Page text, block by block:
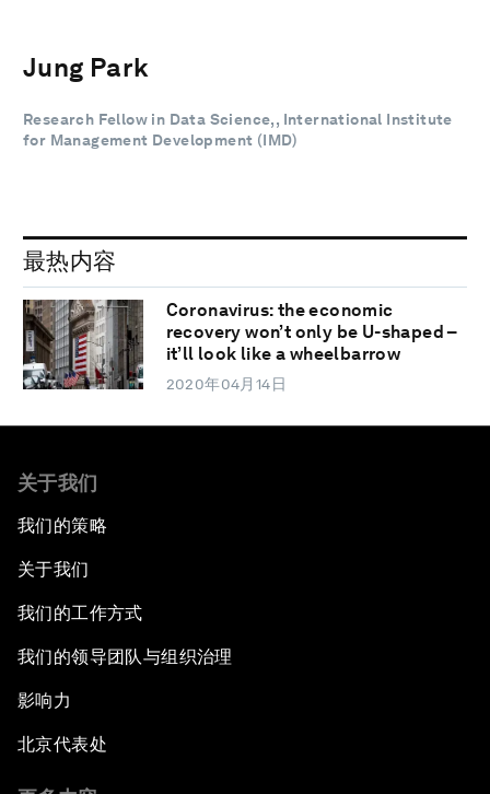
Jung Park
Research Fellow in Data Science,, International Institute
for Management Development (IMD)
最热内容
Coronavirus: the economic
recovery won’t only be U-shaped –
it’ll look like a wheelbarrow
2020年04月14日
关于我们
我们的策略
关于我们
我们的工作方式
我们的领导团队与组织治理
影响力
北京代表处